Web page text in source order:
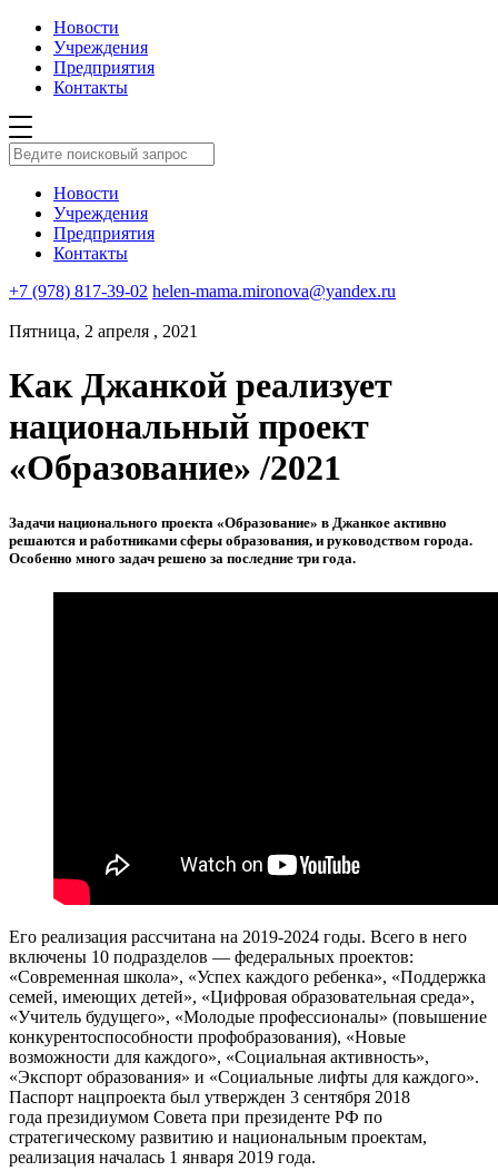
Новости
Учреждения
Предприятия
Контакты
Новости
Учреждения
Предприятия
Контакты
+7 (978) 817-39-02 helen-mama.mironova@yandex.ru
Пятница, 2 апреля , 2021
Как Джанкой реализует
национальный проект
«Образование» /2021
Задачи национального проекта «Образование» в Джанкое активно
решаются и работниками сферы образования, и руководством города.
Особенно много задач решено за последние три года.
Его реализация рассчитана на 2019-2024 годы. Всего в него
включены 10 подразделов — федеральных проектов:
«Современная школа», «Успех каждого ребенка», «Поддержка
семей, имеющих детей», «Цифровая образовательная среда»,
«Учитель будущего», «Молодые профессионалы» (повышение
конкурентоспособности профобразования), «Новые
возможности для каждого», «Социальная активность»,
«Экспорт образования» и «Социальные лифты для каждого».
Паспорт нацпроекта был утвержден 3 сентября 2018
года президиумом Совета при президенте РФ по
стратегическому развитию и национальным проектам,
реализация началась 1 января 2019 года.